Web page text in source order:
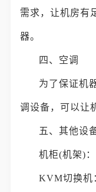
需求，让机房有
器。
四、空调
为了保证机
调设备，可以让
五、其他设
机柜(机架)
KVM切换机